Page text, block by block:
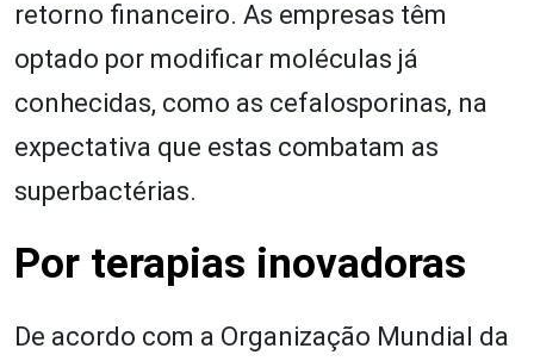
retorno financeiro. As empresas têm
optado por modificar moléculas já
conhecidas, como as cefalosporinas, na
expectativa que estas combatam as
superbactérias.
Por terapias inovadoras
De acordo com a Organização Mundial da